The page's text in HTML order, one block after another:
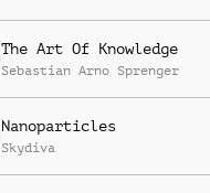
The Art Of Knowledge
Sebastian Arno Sprenger
Nanoparticles
Skydiva